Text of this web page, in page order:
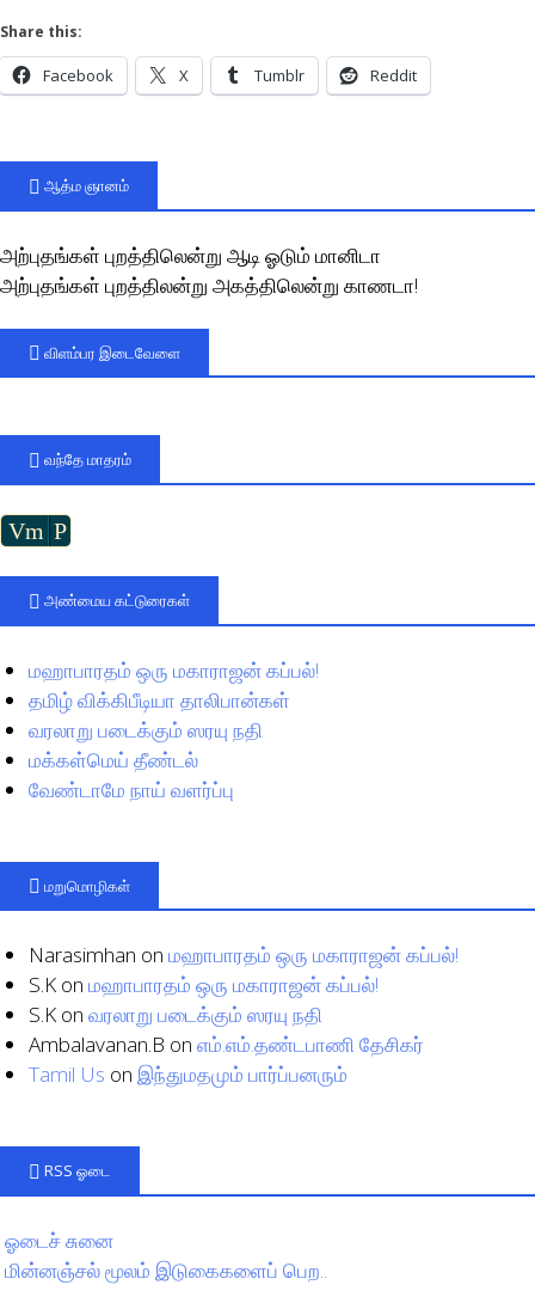
Share this:
Facebook X Tumblr Reddit
ஆத்ம ஞானம்
அற்புதங்கள் புறத்திலென்று ஆடி ஓடும் மானிடா
அற்புதங்கள் புறத்திலன்று அகத்திலென்று காணடா!
விளம்பர இடைவேளை
வந்தே மாதரம்
Vm P
அண்மைய கட்டுரைகள்
மஹாபாரதம் ஒரு மகாராஜன் கப்பல்!
தமிழ் விக்கிபீடியா தாலிபான்கள்
வரலாறு படைக்கும் ஸரயு நதி
மக்கள்மெய் தீண்டல்
வேண்டாமே நாய் வளர்ப்பு
மறுமொழிகள்
Narasimhan on மஹாபாரதம் ஒரு மகாராஜன் கப்பல்!
S.K on மஹாபாரதம் ஒரு மகாராஜன் கப்பல்!
S.K on வரலாறு படைக்கும் ஸரயு நதி
Ambalavanan.B on எம்.எம்.தண்டபாணி தேசிகர்
Tamil Us on இந்துமதமும் பார்ப்பனரும்
RSS ஓடை
ஓடைச் சுனை
மின்னஞ்சல் மூலம் இடுகைகளைப் பெற..